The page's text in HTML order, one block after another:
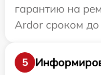
гарантию на
Ardor сроком до
5